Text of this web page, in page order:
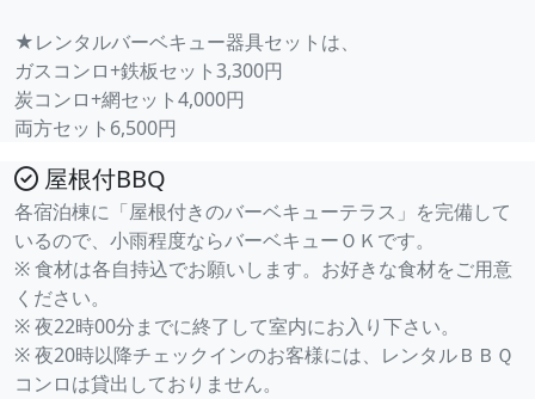
★レンタルバーベキュー器具セットは、
ガスコンロ+鉄板セット3,300円
炭コンロ+網セット4,000円
両方セット6,500円
屋根付BBQ
各宿泊棟に「屋根付きのバーベキューテラス」を完備して
いるので、小雨程度ならバーベキューＯＫです。
※ 食材は各自持込でお願いします。お好きな食材をご用意
ください。
※ 夜22時00分までに終了して室内にお入り下さい。
※ 夜20時以降チェックインのお客様には、レンタルＢＢＱ
コンロは貸出しておりません。